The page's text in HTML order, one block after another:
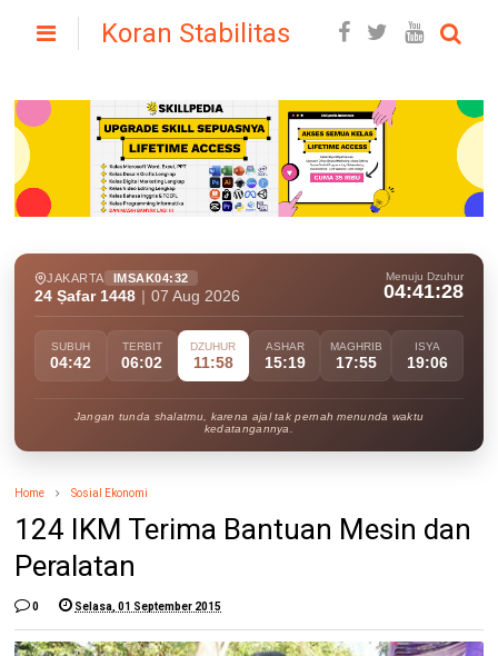
Koran Stabilitas
JAKARTA IMSAK04:32
24 Ṣafar 1448 07 Aug 2026
Menuju Dzuhur
04:41:27
SUBUH
04:42
TERBIT
06:02
DZUHUR
11:58
ASHAR
15:19
MAGHRIB
17:55
ISYA
19:06
Jangan tunda shalatmu, karena ajal tak pernah menunda waktu
kedatangannya.
Home Sosial Ekonomi
124 IKM Terima Bantuan Mesin dan
Peralatan
0 Selasa, 01 September 2015